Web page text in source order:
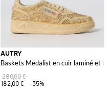
AUTRY
Baskets Medalist en cuir laminé et
280,00 €
182,00 €
-35%